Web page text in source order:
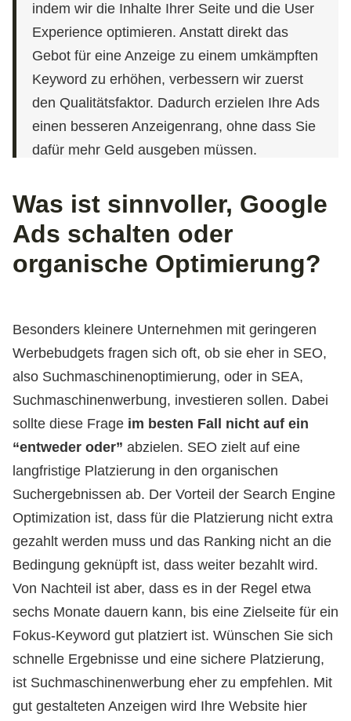
indem wir die Inhalte Ihrer Seite und die User
Experience optimieren. Anstatt direkt das
Gebot für eine Anzeige zu einem umkämpften
Keyword zu erhöhen, verbessern wir zuerst
den Qualitätsfaktor. Dadurch erzielen Ihre Ads
einen besseren Anzeigenrang, ohne dass Sie
dafür mehr Geld ausgeben müssen.
Was ist sinnvoller, Google
Ads schalten oder
organische Optimierung?
Besonders kleinere Unternehmen mit geringeren
Werbebudgets fragen sich oft, ob sie eher in SEO,
also Suchmaschinenoptimierung, oder in SEA,
Suchmaschinenwerbung, investieren sollen. Dabei
sollte diese Frage im besten Fall nicht auf ein
“entweder oder” abzielen. SEO zielt auf eine
langfristige Platzierung in den organischen
Suchergebnissen ab. Der Vorteil der Search Engine
Optimization ist, dass für die Platzierung nicht extra
gezahlt werden muss und das Ranking nicht an die
Bedingung geknüpft ist, dass weiter bezahlt wird.
Von Nachteil ist aber, dass es in der Regel etwa
sechs Monate dauern kann, bis eine Zielseite für ein
Fokus-Keyword gut platziert ist. Wünschen Sie sich
schnelle Ergebnisse und eine sichere Platzierung,
ist Suchmaschinenwerbung eher zu empfehlen. Mit
gut gestalteten Anzeigen wird Ihre Website hier